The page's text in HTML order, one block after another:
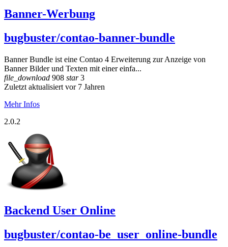
Banner-Werbung
bugbuster/contao-banner-bundle
Banner Bundle ist eine Contao 4 Erweiterung zur Anzeige von
Banner Bilder und Texten mit einer einfa...
file_download 908 star3
Zuletzt aktualisiert vor 7 Jahren
Mehr Infos
2.0.2
Backend User Online
bugbuster/contao-be_user_online-bundle